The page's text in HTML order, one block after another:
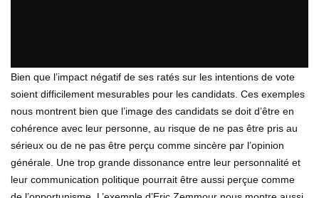
Bien que l’impact négatif de ses ratés sur les intentions de vote
soient difficilement mesurables pour les candidats. Ces exemples
nous montrent bien que l’image des candidats se doit d’être en
cohérence avec leur personne, au risque de ne pas être pris au
sérieux ou de ne pas être perçu comme sincère par l’opinion
générale. Une trop grande dissonance entre leur personnalité et
leur communication politique pourrait être aussi perçue comme